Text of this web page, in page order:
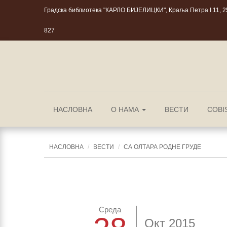
Градска библиотека "КАРЛО БИЈЕЛИЦКИ", Краља Петра I 11,
827
НАСЛОВНА О НАМА ВЕСТИ
НАСЛОВНА ВЕСТИ СА ОЛТАРА РОДНЕ ГРУДЕ
Среда
Окт 2015